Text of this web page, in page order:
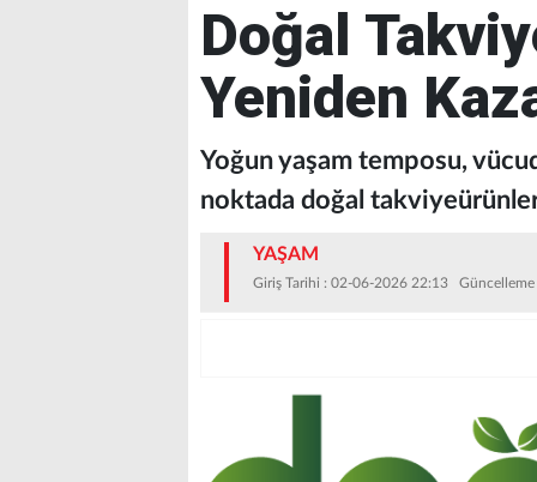
Doğal
Yeniden
​​​​​​​Yoğun yaşam temposu,
noktada doğal
YAŞAM
Giriş Tarihi : 02-06-2026 22:13